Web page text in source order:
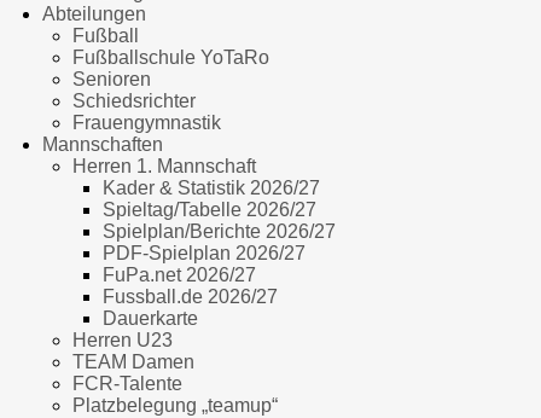
Abteilungen
Fußball
Fußballschule YoTaRo
Senioren
Schiedsrichter
Frauengymnastik
Mannschaften
Herren 1. Mannschaft
Kader & Statistik 2026/27
Spieltag/Tabelle 2026/27
Spielplan/Berichte 2026/27
PDF-Spielplan 2026/27
FuPa.net 2026/27
Fussball.de 2026/27
Dauerkarte
Herren U23
TEAM Damen
FCR-Talente
Platzbelegung „teamup“